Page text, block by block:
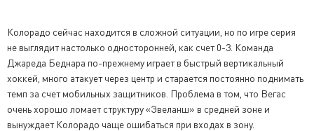
Колорадо сейчас находится в сложной ситуации, но по игре серия
не выглядит настолько односторонней, как счет 0-3. Команда
Джареда Беднара по-прежнему играет в быстрый вертикальный
хоккей, много атакует через центр и старается постоянно поднимать
темп за счет мобильных защитников. Проблема в том, что Вегас
очень хорошо ломает структуру «Эвеланш» в средней зоне и
вынуждает Колорадо чаще ошибаться при входах в зону.